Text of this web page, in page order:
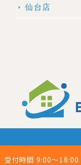
受付時間 9:00〜18:00
arrow_right 仙台店